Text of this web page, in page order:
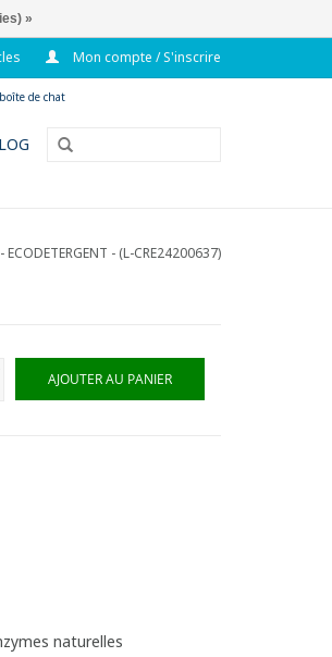
Mon compte / S'inscrire
de chat
- (L-CRE24200637)
AJOUTER AU PANIER
naturelles
»